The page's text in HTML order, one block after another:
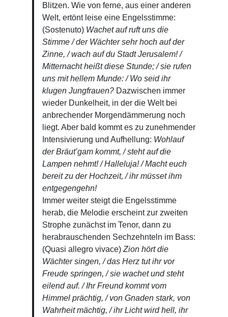
Blitzen. Wie von ferne, aus einer anderen
Welt, ertönt leise eine Engelsstimme:
(Sostenuto) Wachet auf ruft uns die
Stimme / der Wächter sehr hoch auf der
Zinne, / wach auf du Stadt Jerusalem! /
Mitternacht heißt diese Stunde; / sie rufen
uns mit hellem Munde: / Wo seid ihr
klugen Jungfrauen? Dazwischen immer
wieder Dunkelheit, in der die Welt bei
anbrechender Morgendämmerung noch
liegt. Aber bald kommt es zu zunehmender
Intensivierung und Aufhellung: Wohlauf
der Bräut’gam kommt, / steht auf die
Lampen nehmt! / Halleluja! / Macht euch
bereit zu der Hochzeit, / ihr müsset ihm
entgegengehn!
Immer weiter steigt die Engelsstimme
herab, die Melodie erscheint zur zweiten
Strophe zunächst im Tenor, dann zu
herabrauschenden Sechzehnteln im Bass:
(Quasi allegro vivace)Zion hört die
Wächter singen, / das Herz tut ihr vor
Freude springen, / sie wachet und steht
eilend auf. / IhrFreund kommt vom
Himmel prächtig, / von Gnaden stark, von
Wahrheit mächtig, / ihr Licht wirdhell, ihr